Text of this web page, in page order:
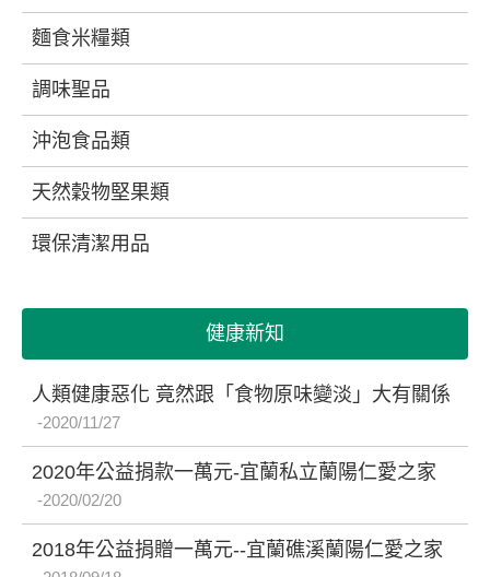
麵食米糧類
調味聖品
沖泡食品類
天然穀物堅果類
環保清潔用品
健康新知
人類健康惡化 竟然跟「食物原味變淡」大有關係
2020/11/27
2020年公益捐款一萬元-宜蘭私立蘭陽仁愛之家
2020/02/20
2018年公益捐贈一萬元--宜蘭礁溪蘭陽仁愛之家